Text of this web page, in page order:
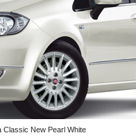
Classic New Pearl White